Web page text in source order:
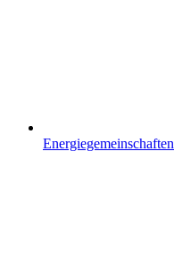
Energiegemeinschaften